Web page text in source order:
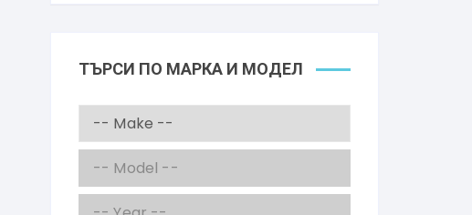
ТЪРСИ ПО МАРКА И МОДЕЛ